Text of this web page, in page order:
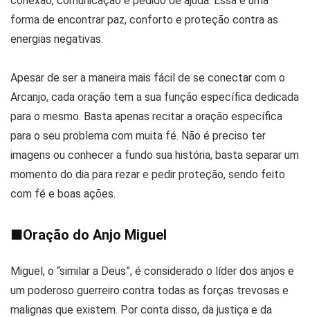
forma de encontrar paz, conforto e proteção contra as
energias negativas.
Apesar de ser a maneira mais fácil de se conectar com o
Arcanjo, cada oração tem a sua função específica dedicada
para o mesmo. Basta apenas recitar a oração específica
para o seu problema com muita fé. Não é preciso ter
imagens ou conhecer a fundo sua história, basta separar um
momento do dia para rezar e pedir proteção, sendo feito
com fé e boas ações.
■Oração do Anjo Miguel
Miguel, o “similar a Deus”, é considerado o líder dos anjos e
um poderoso guerreiro contra todas as forças trevosas e
malignas que existem. Por conta disso, da justiça e da